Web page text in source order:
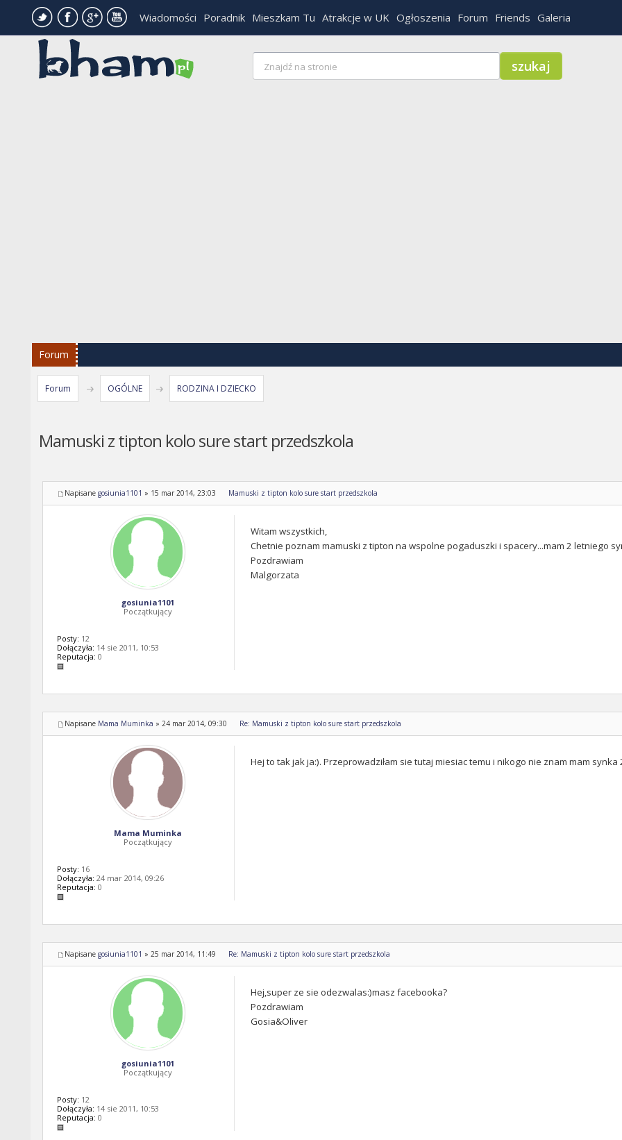
Wiadomości Poradnik Mieszkam Tu Atrakcje w UK Ogłoszenia Forum Friends Galeria
Forum
Forum OGÓLNE RODZINA I DZIECKO
Mamuski z tipton kolo sure start przedszkola
Napisane gosiunia1101 » 15 mar 2014, 23:03 Mamuski z tipton kolo sure start przedszkola
Witam wszystkich,
Chetnie poznam mamuski z tipton na wspolne pogaduszki i spacery...mam 2 letniego
Pozdrawiam
Malgorzata
gosiunia1101
Początkujący
Posty: 12
Dołączyła: 14 sie 2011, 10:53
Reputacja: 0
Napisane Mama Muminka » 24 mar 2014, 09:30 Re: Mamuski z tipton kolo sure start przedszkola
Hej to tak jak ja:). Przeprowadziłam sie tutaj miesiac temu i nikogo nie znam mam
Mama Muminka
Początkujący
Posty: 16
Dołączyła: 24 mar 2014, 09:26
Reputacja: 0
Napisane gosiunia1101 » 25 mar 2014, 11:49 Re: Mamuski z tipton kolo sure start przedszkola
Hej,super ze sie odezwalas:)masz facebooka?
Pozdrawiam
Gosia&Oliver
gosiunia1101
Początkujący
Posty: 12
Dołączyła: 14 sie 2011, 10:53
Reputacja: 0